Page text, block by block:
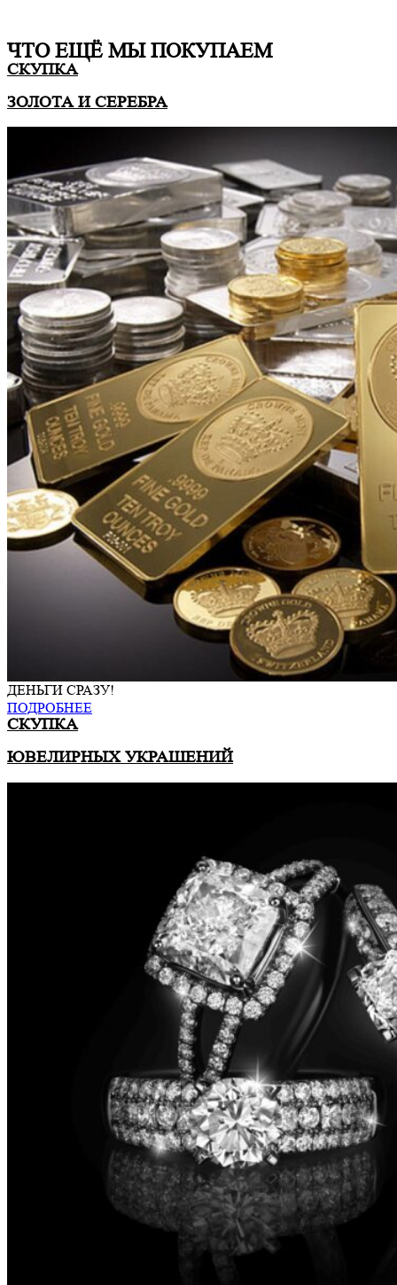
ЧТО ЕЩË МЫ ПОКУПАЕМ
СКУПКА
ЗОЛОТА И СЕРЕБРА
ДЕНЬГИ СРАЗУ!
ПОДРОБНЕЕ
СКУПКА
ЮВЕЛИРНЫХ УКРАШЕНИЙ